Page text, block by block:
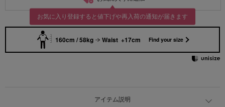
お気に入り登録すると値下げや再入荷の通知が届きます
160cm / 58kg Waist +17cm Find your size
アイテム説明